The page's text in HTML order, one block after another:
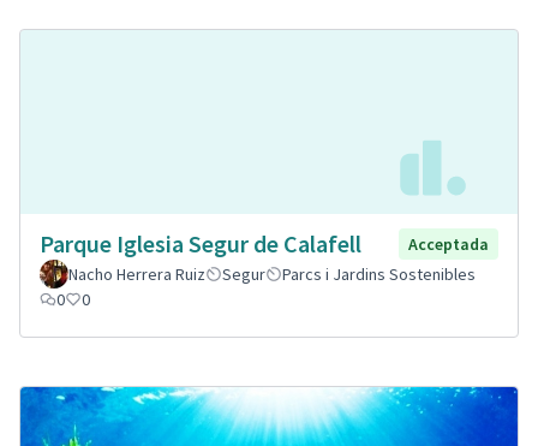
Parque Iglesia Segur de Calafell
Acceptada
Nacho Herrera Ruiz
Segur
Parcs i Jardins Sostenibles
0
0